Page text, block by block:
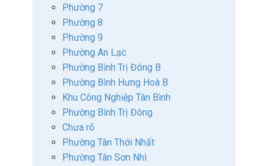
Phường 7
Phường 8
Phường 9
Phường An Lạc
Phường Bình Trị Đông B
Phường Bình Hưng Hoà B
Khu Công Nghiệp Tân Bình
Phường Bình Trị Đông
Chưa rõ
Phường Tân Thới Nhất
Phường Tân Sơn Nhì